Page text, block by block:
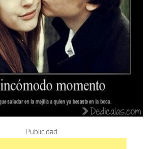
Publicidad